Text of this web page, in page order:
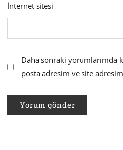
İnternet sitesi
Daha sonraki yorumlarımda
posta adresim ve site